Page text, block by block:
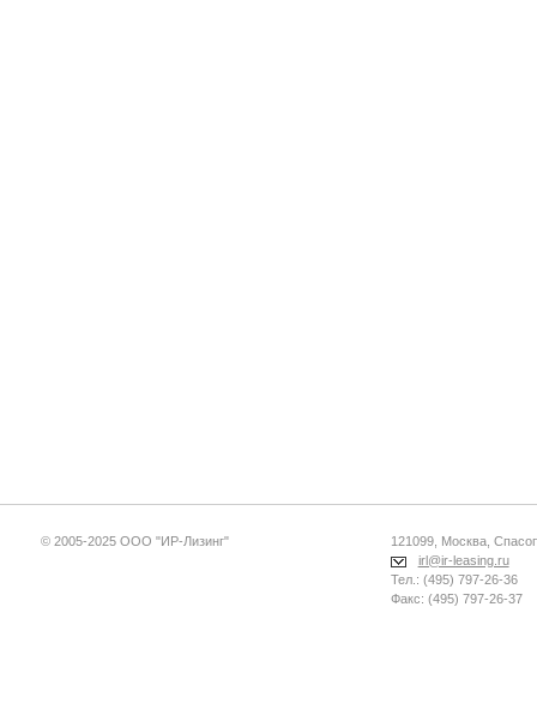
© 2005-2025 ООО "ИР-Лизинг"
121099, Москва,
irl@ir-leasing.ru
Тел.: (495) 797-26-36
Факс: (495) 797-26-37